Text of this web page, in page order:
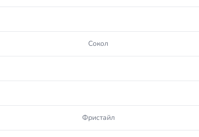
Сокол
Фристайл